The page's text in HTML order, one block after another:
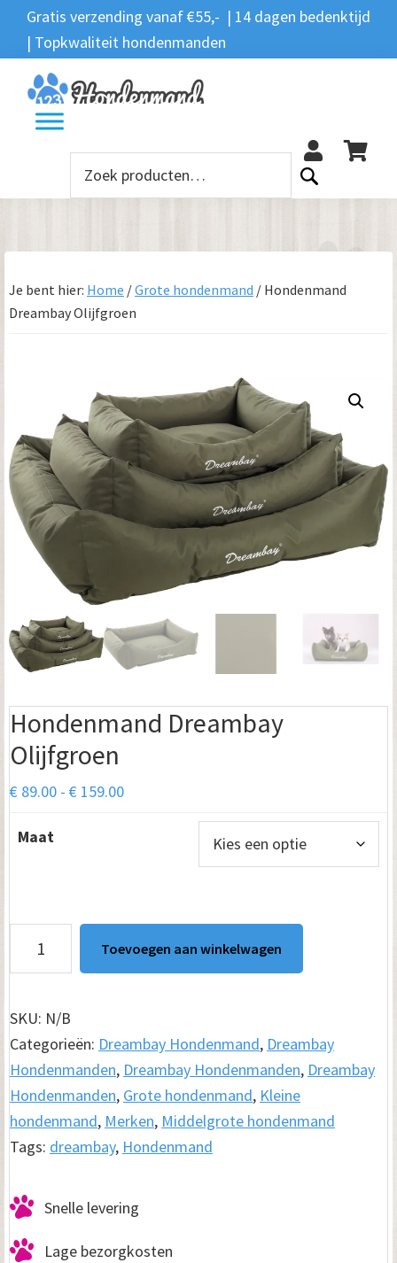
Spring
naar
de
hoofdnavigatie
Door
naar
de
hoofd
inhoud
Spring
naar
de
voettekst
Gratis verzending vanaf €55,- | 14 dagen bedenktijd
| Topkwaliteit hondenmanden
Zoeken
Zoeken
naar:
Je bent hier: Home /Grote hondenmand / Hondenmand
Dreambay Olijfgroen
Hondenmand Dreambay
Olijfgroen
€ 89.00 - € 159.00Prijsklasse:
Maat
Dreambay
aantal
Toevoegen aan winkelwagen
SKU: N/B
Categorieën: Dreambay Hondenmand, Dreambay
Hondenmanden, Dreambay Hondenmanden, Dreambay
Hondenmanden, Grote hondenmand, Kleine
hondenmand, Merken, Middelgrote hondenmand
Tags: dreambay, Hondenmand
Snelle levering
Lage bezorgkosten